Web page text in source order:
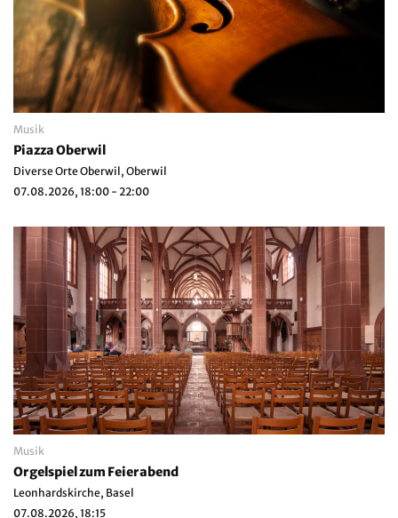
Musik
Piazza Oberwil
Diverse Orte Oberwil, Oberwil
07.08.2026, 18:00 - 22:00
Musik
Orgelspiel zum Feierabend
Leonhardskirche, Basel
07.08.2026, 18:15